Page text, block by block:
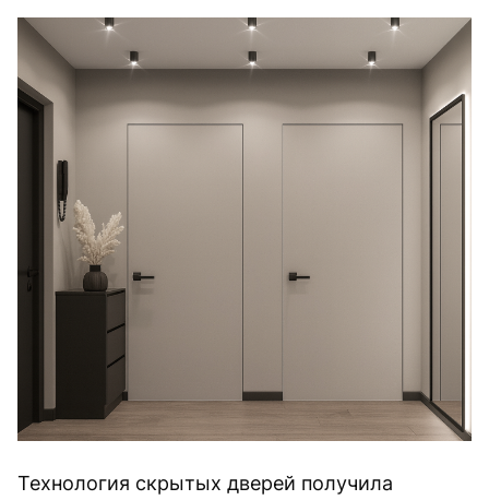
Технология скрытых дверей получила